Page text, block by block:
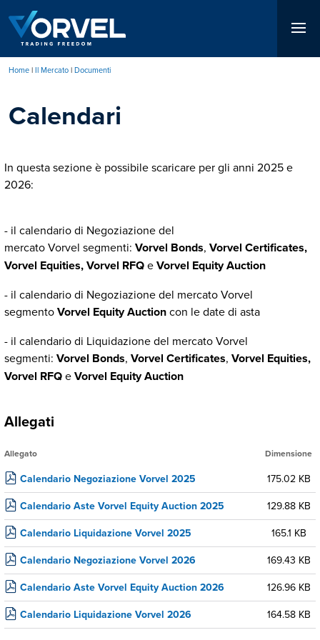
contenuto
principale
di
Home Il Mercato Documenti
Calendari
In questa sezione è possibile scaricare per gli anni 2025 e
2026:
- il calendario di Negoziazione del
mercato Vorvel segmenti: Vorvel Bonds, Vorvel Certificates,
Vorvel Equities,Vorvel RFQeVorvel Equity Auction
- il calendario di Negoziazione del mercato Vorvel
segmentoVorvel Equity Auctioncon le date di asta
- il calendario di Liquidazione del mercato Vorvel
segmenti: Vorvel Bonds, Vorvel Certificates, Vorvel Equities,
Vorvel RFQeVorvel Equity Auction
Allegati
Allegato Dimensione
Calendario Negoziazione Vorvel 2025
175.02 KB
Calendario Aste Vorvel Equity Auction 2025
129.88 KB
Calendario Liquidazione Vorvel 2025
165.1 KB
Calendario Negoziazione Vorvel 2026
169.43 KB
Calendario Aste Vorvel Equity Auction 2026
126.96 KB
Calendario Liquidazione Vorvel 2026
164.58 KB